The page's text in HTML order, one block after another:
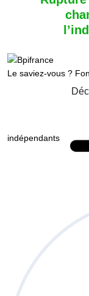
Le saviez-vous ?
indépendants